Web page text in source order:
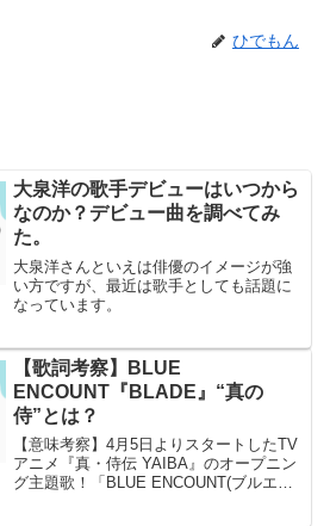
ひでもん
大泉洋の歌手デビューはいつから
なのか？デビュー曲を調べてみ
た。
大泉洋さんといえは俳優のイメージが強
い方ですが、最近は歌手としても話題に
なっています。
【歌詞考察】BLUE
ENCOUNT『BLADE』“真の
侍”とは？
【意味考察】4月5日よりスタートしたTV
アニメ『真・侍伝 YAIBA』のオープニン
グ主題歌！「BLUE ENCOUNT(ブルエ